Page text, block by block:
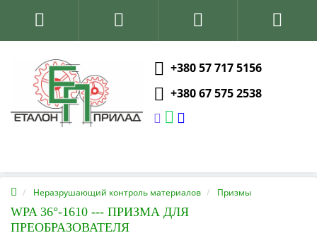
+380 57 717 5156
+380 67 575 2538
Неразрушающий контроль материалов Призмы
WPA 36°-1610 --- ПРИЗМА ДЛЯ
ПРЕОБРАЗОВАТЕЛЯ